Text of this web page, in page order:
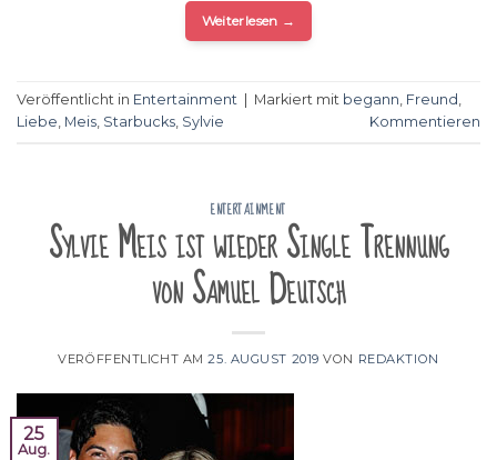
Weiterlesen →
Veröffentlicht in Entertainment Markiert mit begann Freund
Liebe Meis Starbucks Sylvie Kommentieren
ENTERTAINMENT
Sylvie Meis ist wieder Single Trennung
von Samuel Deutsch
VERÖFFENTLICHT AM25. AUGUST 2019 VON REDAKTION
25
Aug.